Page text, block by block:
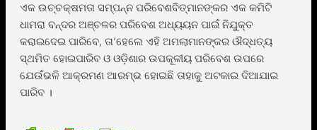
ଏକ ଉଚ୍ଚକ୍ଷମତା ସମ୍ପନ୍ନ ପରିବେଶବିତ୍ମାନଙ୍କର ଏକ କମିଟି
ଧାମରା ବନ୍ଦର ଅଞ୍ଚଳର ପରିବେଶ ଅଧ୍ୟୟନ ପାଇଁ ନିଯୁକ୍ତ
କରାଇଦେଇ ପାରିବେ, ତା’ହେଲେ ଏହି ଅମଲାମାନଙ୍କର ଔଦ୍ଧତ୍ୟ
ସ୍ଥମିତ ହୋଇପାରିବ ଓ ଓଡ଼ିଶାର ଉପକୂଳୀୟ ପରିବେଶ ଉପରେ
ଯେଉଁଭଳି ଆକ୍ରମଣ ଆରମ୍ଭ ହୋଇଛି ତାହାକୁ ଅଟକାଇ ଦିଆଯାଇ
ପାରିବ ।